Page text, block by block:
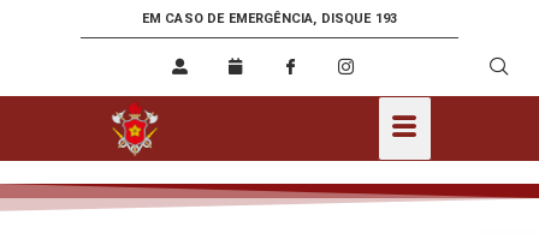
EM CASO DE EMERGÊNCIA, DISQUE 193